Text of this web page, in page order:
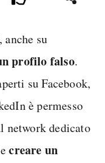
su
profilo falso.
su Facebook,
è permesso
network dedicato
creare un